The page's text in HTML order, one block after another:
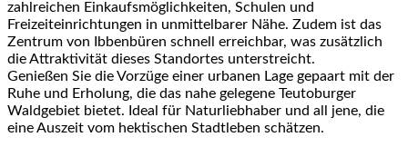
zahlreichen Einkaufsmöglichkeiten, Schulen und
Freizeiteinrichtungen in unmittelbarer Nähe. Zudem ist das
Zentrum von Ibbenbüren schnell erreichbar, was zusätzlich
die Attraktivität dieses Standortes unterstreicht.
Genießen Sie die Vorzüge einer urbanen Lage gepaart mit der
Ruhe und Erholung, die das nahe gelegene Teutoburger
Waldgebiet bietet. Ideal für Naturliebhaber und all jene, die
eine Auszeit vom hektischen Stadtleben schätzen.